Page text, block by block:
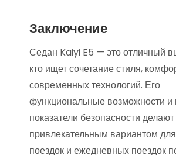
Заключение
Седан Kaiyi E5 — это отличный
кто ищет сочетание стиля,
современных технологий. Его
функциональные возможности и
показатели безопасности делают
привлекательным вариантом
поездок и ежедневных поездок